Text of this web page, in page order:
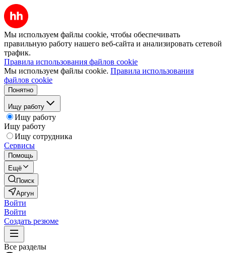
Мы используем файлы cookie, чтобы обеспечивать
правильную работу нашего веб-сайта и анализировать сетевой
трафик.
Правила использования файлов cookie
Мы используем файлы cookie. Правила использования
файлов cookie
Понятно
Ищу работу
Ищу работу
Ищу работу
Ищу сотрудника
Сервисы
Помощь
Ещё
Поиск
Аргун
Войти
Войти
Создать резюме
Все разделы